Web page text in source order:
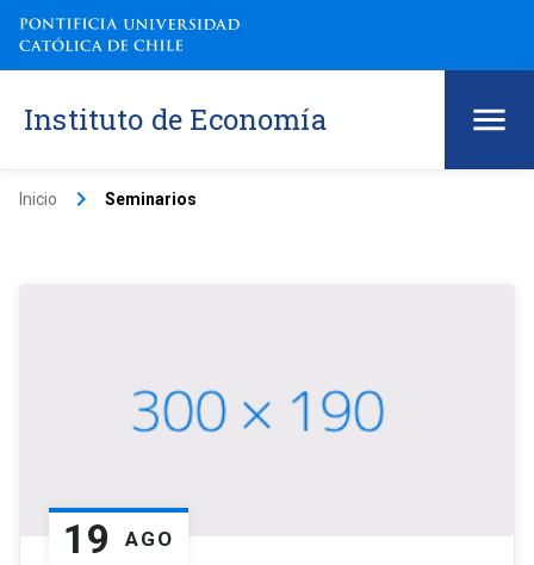
Instituto de Economía
Inicio keyboard_arrow_right Seminarios
19 AGO